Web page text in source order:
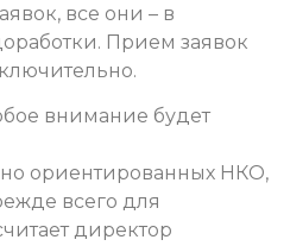
все они – в
Прием заявок
внимание будет
ориентированных НКО,
всего для
директор